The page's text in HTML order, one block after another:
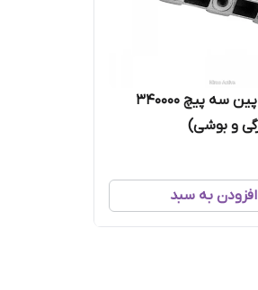
لولا ریتال تک پین سه پیچ ۳۴۰۰۰۰
افزودن به سبد